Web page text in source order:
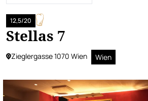
Stellas 7
12,5/20
Zieglergasse 1070 Wien Wien